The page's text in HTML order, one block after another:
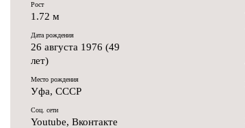
Рост
1.72 м
Дата рождения
26 августа 1976 (49
лет)
Место рождения
Уфа, СССР
Соц. сети
Youtube, Вконтакте